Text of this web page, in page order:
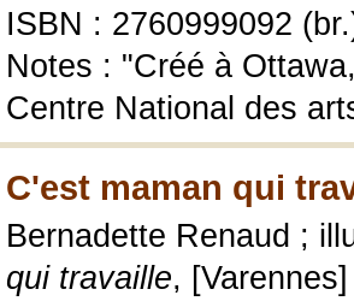
ISBN : 2760999092
Notes : "Créé à
Centre National des
C'est maman qui
Bernadette Renaud ;
qui travaille,